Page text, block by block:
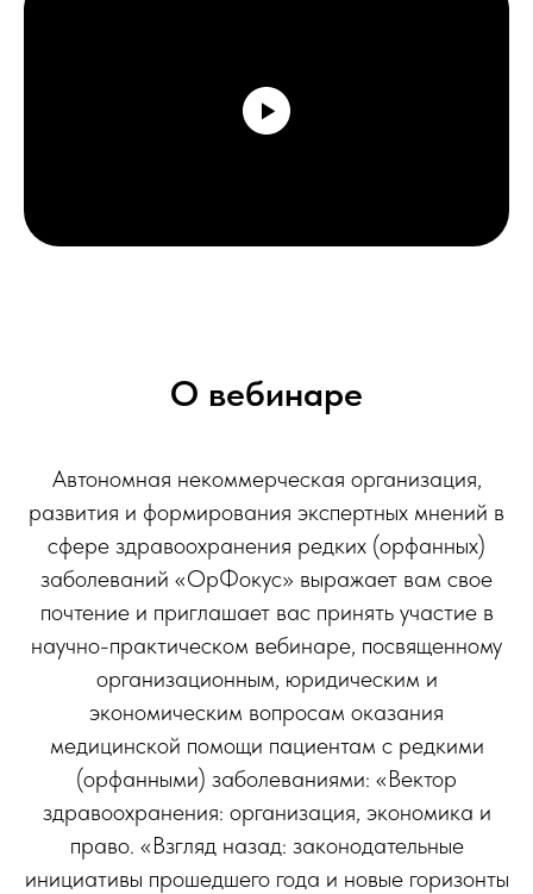
О вебинаре
Автономная некоммерческая организация,
развития и формирования экспертных мнений в
сфере здравоохранения редких (орфанных)
заболеваний «ОрФокус» выражает вам свое
почтение и приглашает вас принять участие в
научно-практическом вебинаре, посвященному
организационным, юридическим и
экономическим вопросам оказания
медицинской помощи пациентам с редкими
(орфанными) заболеваниями: «Вектор
здравоохранения: организация, экономика и
право. «Взгляд назад: законодательные
инициативы прошедшего года и новые горизонты